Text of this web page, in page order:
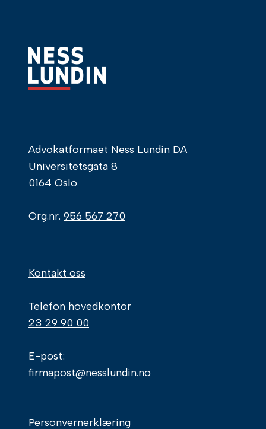
Advokatformaet Ness Lundin DA
Universitetsgata 8
0164 Oslo
Org.nr. 956 567 270
Kontakt oss
Telefon hovedkontor
23 29 90 00
E-post:
firmapost@nesslundin.no
Personvernerklæring